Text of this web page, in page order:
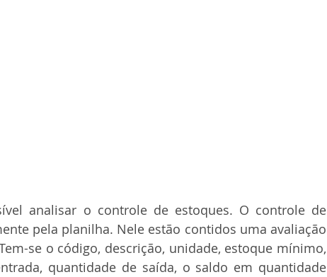
analisar o controle de estoques. O controle de
pela planilha. Nele estão contidos uma avaliação
se o código, descrição, unidade, estoque mínimo,
quantidade de saída, o saldo em quantidade